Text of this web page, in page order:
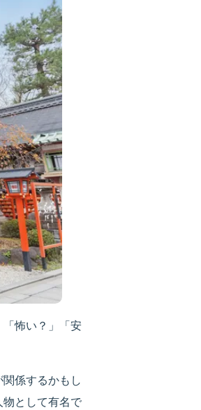
怖い？」「安
係するかもし
として有名で